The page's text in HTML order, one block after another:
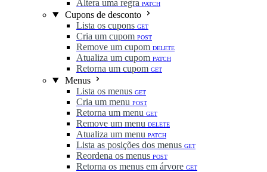
Altera uma regra PATCH
Cupons de desconto
Lista os cupons GET
Cria um cupom POST
Remove um cupom DELETE
Atualiza um cupom PATCH
Retorna um cupom GET
Menus
Lista os menus GET
Cria um menu POST
Retorna um menu GET
Remove um menu DELETE
Atualiza um menu PATCH
Lista as posições dos menus GET
Reordena os menus POST
Retorna os menus em árvore GET